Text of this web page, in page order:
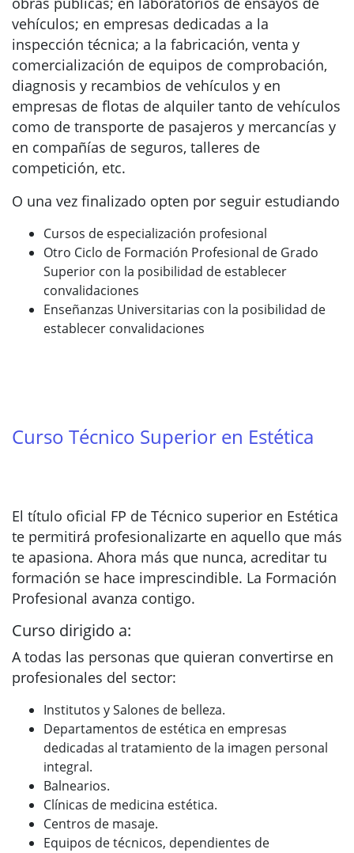
vehículos; en empresas dedicadas a la
inspección técnica; a la fabricación, venta y
comercialización de equipos de comprobación,
diagnosis y recambios de vehículos y en
empresas de flotas de alquiler tanto de vehículos
como de transporte de pasajeros y mercancías y
en compañías de seguros, talleres de
competición, etc.
O una vez finalizado opten por seguir estudiando
Cursos de especialización profesional
Otro Ciclo de Formación Profesional de Grado
Superior con la posibilidad de establecer
convalidaciones
Enseñanzas Universitarias con la posibilidad de
establecer convalidaciones
Curso Técnico Superior en Estética
El título oficial FP de Técnico superior en Estética
te permitirá profesionalizarte en aquello que más
te apasiona. Ahora más que nunca, acreditar tu
formación se hace imprescindible. La Formación
Profesional avanza contigo.
Curso dirigido a:
A todas las personas que quieran convertirse en
profesionales del sector:
Institutos y Salones de belleza.
Departamentos de estética en empresas
dedicadas al tratamiento de la imagen personal
integral.
Balnearios.
Clínicas de medicina estética.
Centros de masaje.
Equipos de técnicos, dependientes de